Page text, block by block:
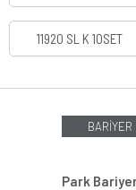
11920 SL K 10SET
BARİYER
Park